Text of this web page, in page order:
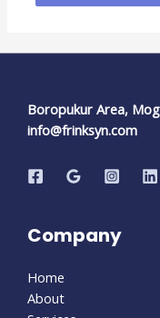
Boropukur Area,
info@frinksyn.com
Company
Home
About